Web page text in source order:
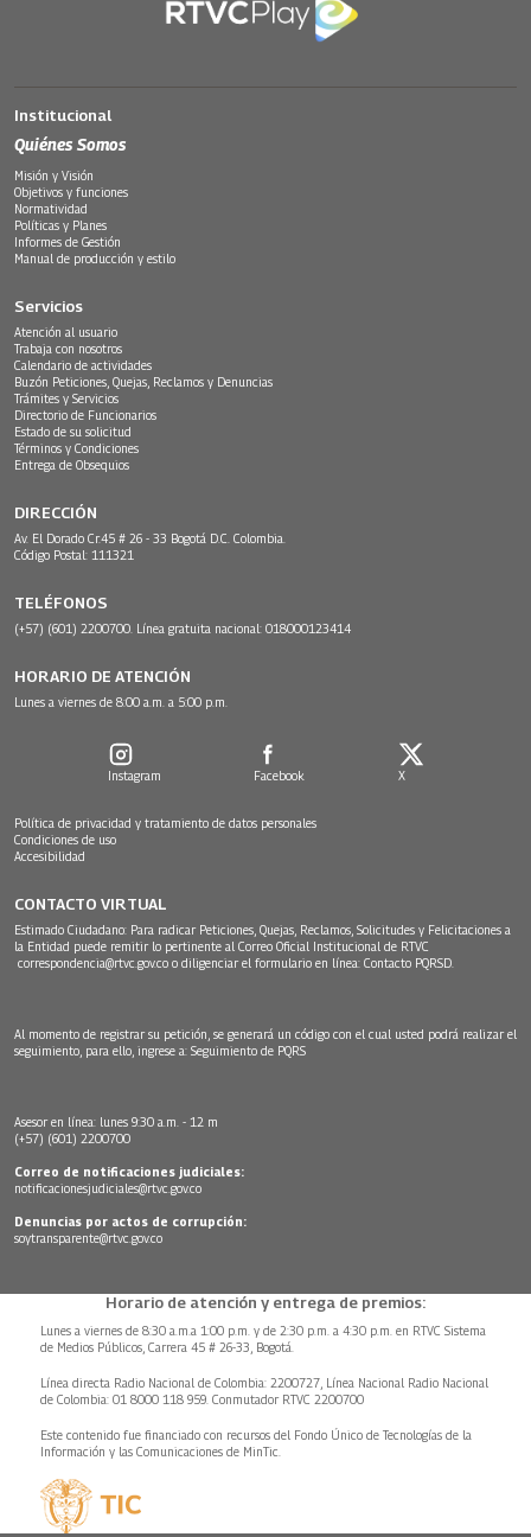
Institucional
Quiénes Somos
Misión y Visión
Objetivos y funciones
Normatividad
Políticas y Planes
Informes de Gestión
Manual de producción y estilo
Servicios
Atención al usuario
Trabaja con nosotros
Calendario de actividades
Buzón Peticiones, Quejas, Reclamos y Denuncias
Trámites y Servicios
Directorio de Funcionarios
Estado de su solicitud
Términos y Condiciones
Entrega de Obsequios
DIRECCIÓN
Av. El Dorado Cr.45 # 26 - 33 Bogotá D.C. Colombia.
Código Postal: 111321
TELÉFONOS
(+57) (601) 2200700. Línea gratuita nacional: 018000123414
HORARIO DE ATENCIÓN
Lunes a viernes de 8:00 a.m. a 5:00 p.m.
Instagram Facebook X
Política de privacidad y tratamiento de datos personales
Condiciones de uso
Accesibilidad
CONTACTO VIRTUAL
Estimado Ciudadano: Para radicar Peticiones, Quejas, Reclamos, Solicitudes y Felicitaciones a
la Entidad puede remitir lo pertinente al Correo Oficial Institucional de RTVC
correspondencia@rtvc.gov.co o diligenciar el formulario en línea: Contacto PQRSD.
Al momento de registrar su petición, se generará un código con el cual usted podrá realizar el
seguimiento, para ello, ingrese a: Seguimiento de PQRS
Asesor en línea: lunes 9:30 a.m. - 12 m
(+57) (601) 2200700
Correo de notificaciones judiciales:
notificacionesjudiciales@rtvc.gov.co
Denuncias por actos de corrupción:
soytransparente@rtvc.gov.co
Horario de atención y entrega de premios:
Lunes a viernes de 8:30 a.m.a 1:00 p.m. y de 2:30 p.m. a 4:30 p.m. en RTVC Sistema
de Medios Públicos, Carrera 45 # 26-33, Bogotá.
Línea directa Radio Nacional de Colombia: 2200727, Línea Nacional Radio Nacional
de Colombia: 01 8000 118 959. Conmutador RTVC 2200700
Este contenido fue financiado con recursos del Fondo Único de Tecnologías de la
Información y las Comunicaciones de MinTic.